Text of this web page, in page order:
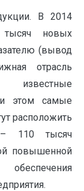
В 2014
новых
(вывод
отрасль
этом самые
расположить
110 тысяч
повышенной